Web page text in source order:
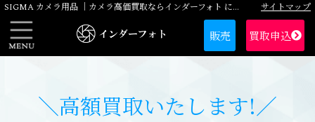
SIGMA カメラ用品 ｜カメラ高価買取ならインダーフォト にお任せください サイトマップ
高額買取いたします!
販売 買取申込